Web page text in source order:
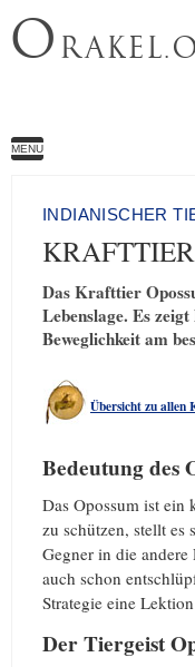
O
MENU
INDIANISCHER
Das Krafttier
Lebenslage. Es
Beweglichkeit am
Übersicht zu allen
Bedeutung des
Das Opossum ist ein
zu schützen, stellt es
Gegner in die
auch schon
Strategie eine
Der Tiergeist